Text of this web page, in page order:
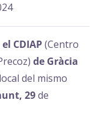
el CDIAP(Centro
de Gràcia
del mismo
29de